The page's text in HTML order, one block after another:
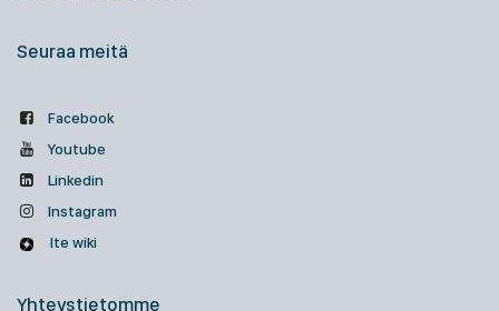
Seuraa meitä
Facebook
Youtube
Linkedin
Instagram
Ite wiki
Yhteystietomme